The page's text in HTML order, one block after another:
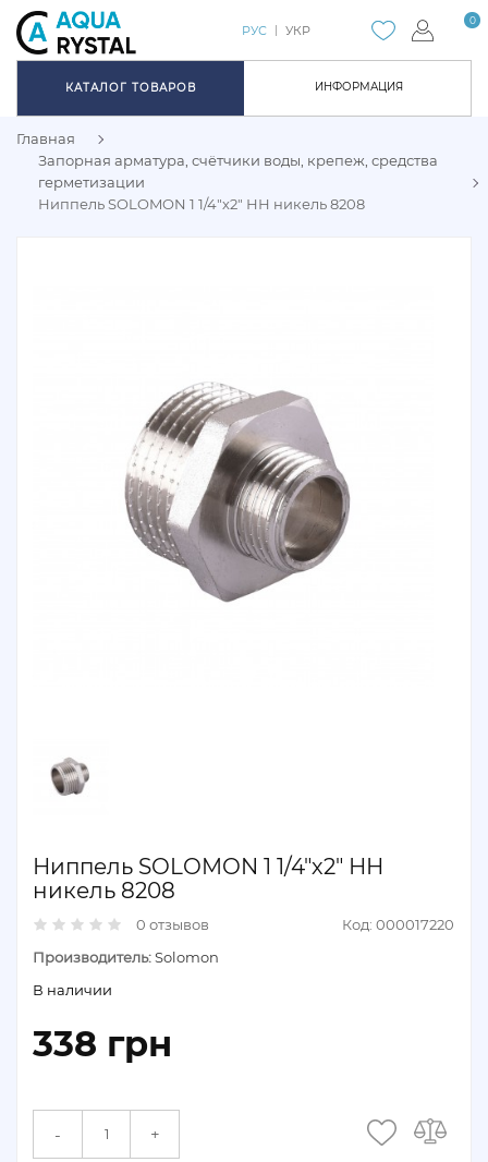
ИНФОРМАЦИЯ
0
РУС УКР
КАТАЛОГ ТОВАРОВ
Главная
Запорная арматура, счётчики воды, крепеж, средства
герметизации
Ниппель SOLOMON 1 1/4"х2" НН никель 8208
Ниппель SOLOMON 1 1/4"х2" НН
никель 8208
0 отзывов
Код: 000017220
Производитель:Solomon
В наличии
338 грн
- +